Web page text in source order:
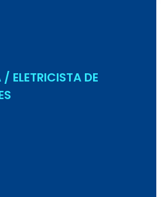
/ ELETRICISTA DE